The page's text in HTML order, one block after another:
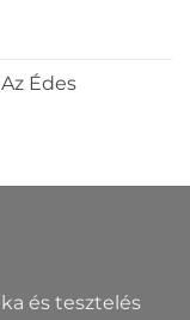
Édes
és tesztelés